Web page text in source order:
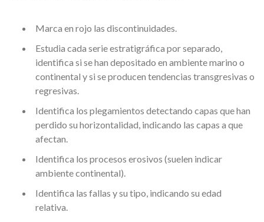
Marca en rojo las discontinuidades.
Estudia cada serie estratigráfica por separado,
identifica si se han depositado en ambiente marino o
continental y si se producen tendencias transgresivas o
regresivas.
Identifica los plegamientos detectando capas que han
perdido su horizontalidad, indicando las capas a que
afectan.
Identifica los procesos erosivos (suelen indicar
ambiente continental).
Identifica las fallas y su tipo, indicando su edad
relativa.